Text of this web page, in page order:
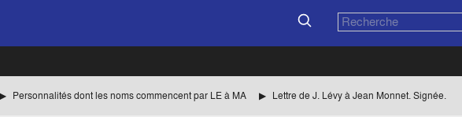
Personnalités dont les noms commencent par LE à MA Lettre de J. Lévy à Jean Monnet. Signée.